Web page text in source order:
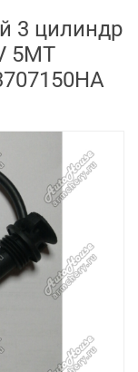
3 цилиндр
5MT